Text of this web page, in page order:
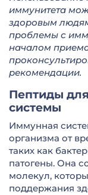
иммунитета
здоровым
проблемы с
началом
рекомендации.
Пептиды
системы
Иммунная
организма от
таких как
патогены. Она
молекул,
поддержания